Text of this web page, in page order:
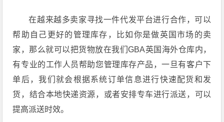
在越来越多卖家寻找一件代发平台进行合作，可以
帮助自己更好的管理库存，比如你是做英国市场的卖
家，那么就可以把货物放在我们GBA英国海外仓库内，
有专业的工作人员帮助您管理库存产品，一旦有客户下
单后，我们就会根据系统订单信息进行快速配货和发
货，结合本地快递资源，或者安排专车进行派送，可以
提高派送时效。